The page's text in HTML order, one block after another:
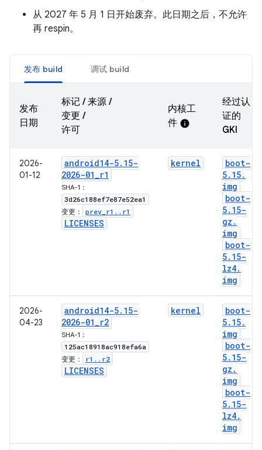
从 2027 年 5 月 1 日开始废弃。此日期之后，不允许
再 respin。
发布 build 调试 build
发布
日期
标记 / 来源 /
变更 /
许可
内核工
件 info
经过认
证的
GKI
2026-
01-12
android14-5. 15-
2026-01_r1
SHA-1：
3d26c188ef7e87e52ea1
变更： prev r1 . . r1
LICENSES
kernel
boot-
5. 15.
img
boot-
5. 15-
gz .
img
boot-
5. 15-
lz4.
img
2026-
04-23
android14-5. 15-
2026-01_r2
SHA-1：
125ac18918ac918efa6a
变更： r1 . . r2
LICENSES
kernel
boot-
5. 15.
img
boot-
5. 15-
gz .
img
boot-
5. 15-
lz4.
img